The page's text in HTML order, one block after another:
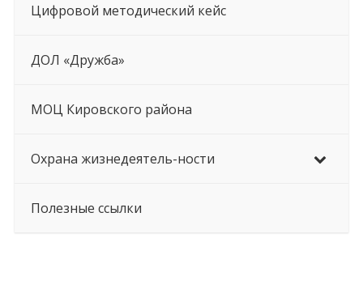
Цифровой методический кейс
ДОЛ «Дружба»
МОЦ Кировского района
Охрана жизнедеятель-ности
Полезные ссылки